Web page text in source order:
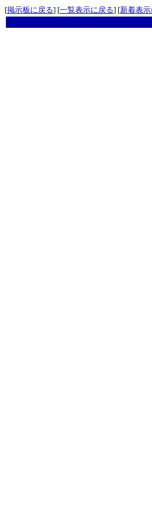
[掲示板に戻る] [一覧表示に戻る] [新着表